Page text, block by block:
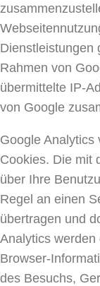
Dienstleistungen
Rahmen von
übermittelte IP-
von Google
Google Analytics
Cookies. Die mit
über Ihre
Regel an einen
übertragen und
Analytics
Browser-
des Besuchs,